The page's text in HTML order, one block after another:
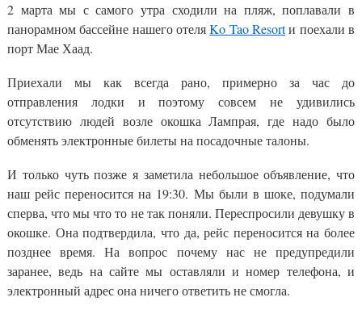
2 марта мы с самого утра сходили на пляж, поплавали в
панорамном бассейне нашего отеляKo Tao Resortи поехали в
порт Мае Хаад.
Приехали мы как всегда рано, примерно за час до
отправления лодки и поэтому совсем не удивились
отсутствию людей возле окошка Лампрая, где надо было
обменять электронные билеты на посадочные талоны.
И только чуть позже я заметила небольшое объявление, что
наш рейс переносится на 19:30. Мы были в шоке, подумали
сперва, что мы что то не так поняли. Переспросили девушку в
окошке. Она подтвердила, что да, рейс переносится на более
позднее время. На вопрос почему нас не предупредили
заранее, ведь на сайте мы оставляли и номер телефона, и
электронный адрес она ничего ответить не смогла.